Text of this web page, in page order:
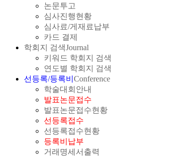
논문투고
심사진행현황
심사료/게재료납부
카드 결제
학회지 검색Journal
키워드 학회지 검색
연도별 학회지 검색
선등록/등록비 Conference
학술대회안내
발표논문접수
발표논문접수현황
선등록접수
선등록접수현황
등록비납부
거래명세서출력